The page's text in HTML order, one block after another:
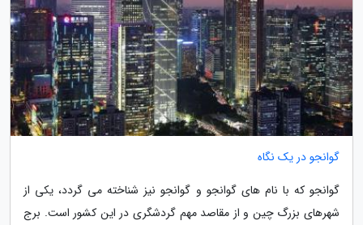
گوانجو در یک نگاه
گوانجو که با نام های گوانجو و گوانجو نیز شناخته می گردد، یکی از
شهرهای بزرگ چین و از مقاصد مهم گردشگری در این کشور است. برج